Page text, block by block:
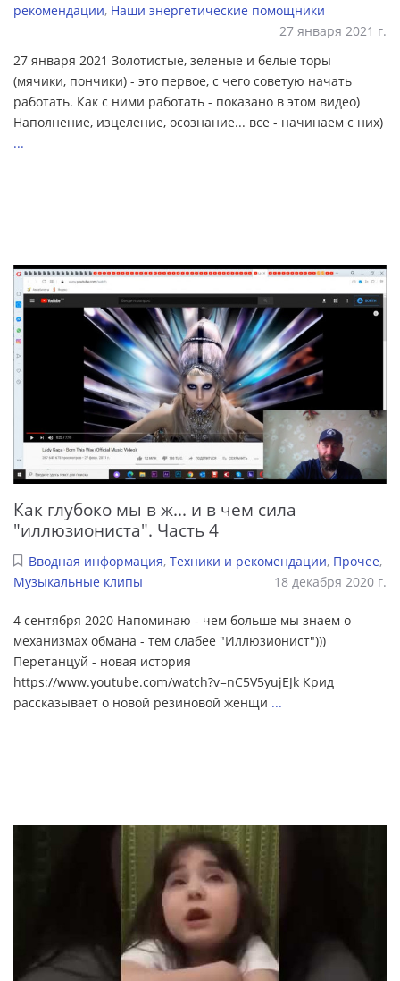
рекомендации, Наши энергетические помощники
27 января 2021 г.
27 января 2021 Золотистые, зеленые и белые торы
(мячики, пончики) - это первое, с чего советую начать
работать. Как с ними работать - показано в этом видео)
Наполнение, изцеление, осознание... все - начинаем с них)
...
Как глубоко мы в ж... и в чем сила
"иллюзиониста". Часть 4
Вводная информация, Техники и рекомендации, Прочее,
Музыкальные клипы
18 декабря 2020 г.
4 сентября 2020 Напоминаю - чем больше мы знаем о
механизмах обмана - тем слабее "Иллюзионист")))
Перетанцуй - новая история
https://www.youtube.com/watch?v=nC5V5yujEJk Крид
рассказывает о новой резиновой женщи ...